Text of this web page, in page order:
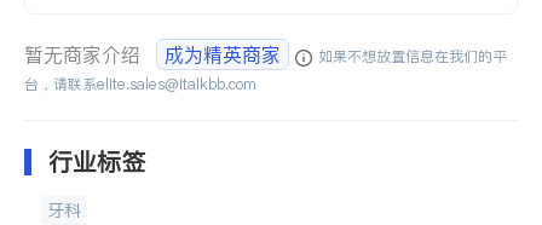
暂无商家介绍 成为精英商家
如果不想放置信息在我们的平
台，请联系elite.sales@italkbb.com
行业标签
牙科